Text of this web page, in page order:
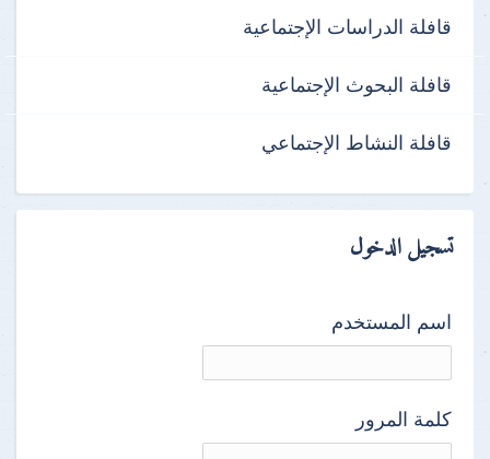
قافلة الدراسات الإجتماعية
قافلة البحوث الإجتماعية
قافلة النشاط الإجتماعي
تسجيل الدخول
اسم المستخدم
كلمة المرور